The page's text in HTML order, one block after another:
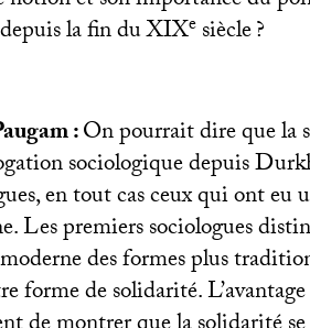
la fin duXIXe siècle?
:On pourrait dire que la
sociologique depuis
en tout cas ceux qui ont eu
Les premiers sociologues
des formes plus
forme de solidarité.